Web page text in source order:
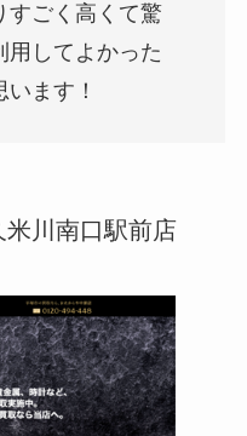
すごく高くて驚
用してよかった
ます！
川南口駅前店